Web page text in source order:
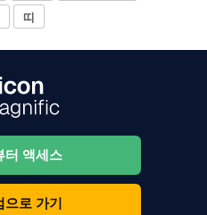
띠
터 액세스
으로 가기